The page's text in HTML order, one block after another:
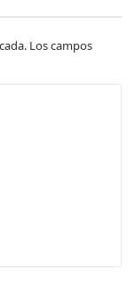
Los campos